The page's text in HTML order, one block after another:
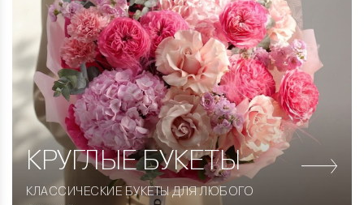
КРУГЛЫЕБУКЕТЫ
КЛАССИЧЕСКИЕ БУКЕТЫ ДЛЯ ЛЮБОГО